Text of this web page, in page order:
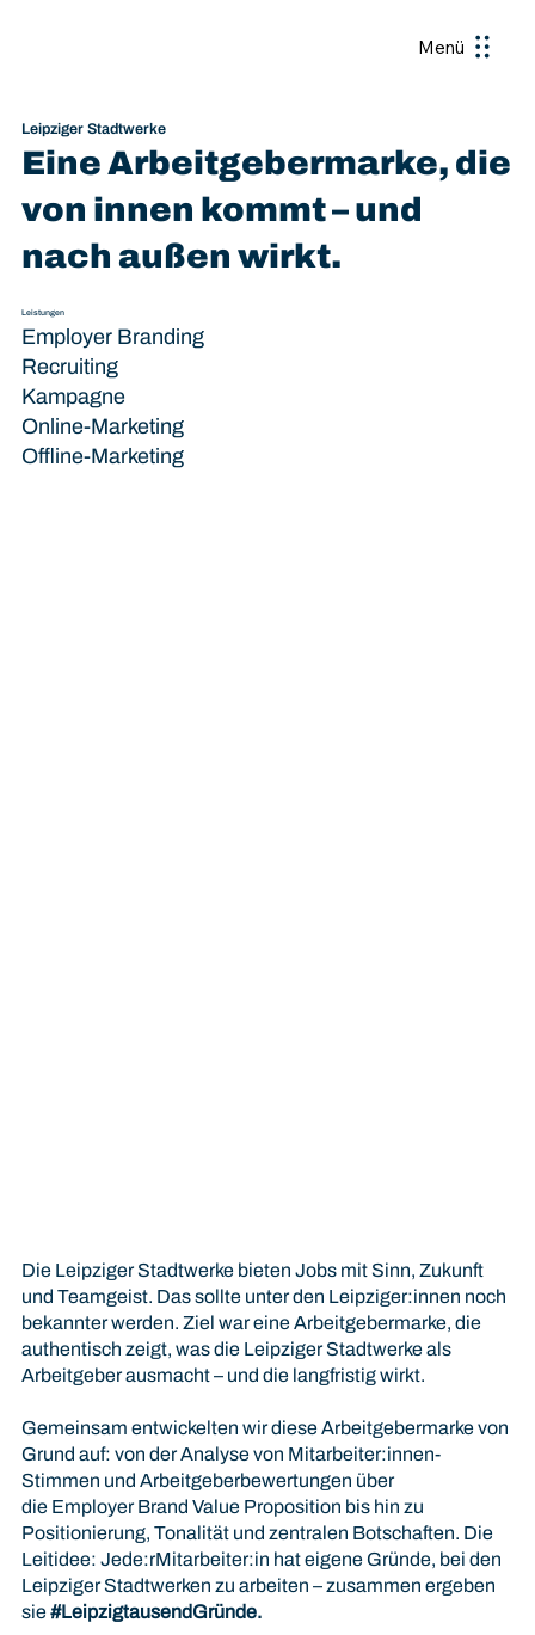
Menü
Leipziger Stadtwerke
Eine Arbeitgebermarke, die
von innen kommt – und
nach außen wirkt.
Leistungen
Employer Branding
Recruiting
Kampagne
Online-Marketing
Offline-Marketing
Die Leipziger Stadtwerke bieten Jobs mit Sinn, Zukunft
und Teamgeist. Das sollte unter den Leipziger:innen noch
bekannter werden. Ziel war eine Arbeitgebermarke, die
authentisch zeigt, was die Leipziger Stadtwerke als
Arbeitgeber ausmacht – und die langfristig wirkt.
Gemeinsam entwickelten wir diese Arbeitgebermarke von
Grund auf: von der Analyse von Mitarbeiter:innen-
Stimmen und Arbeitgeberbewertungen über
die Employer Brand Value Proposition bis hin zu
Positionierung, Tonalität und zentralen Botschaften. Die
Leitidee: Jede:rMitarbeiter:in hat eigene Gründe, bei den
Leipziger Stadtwerken zu arbeiten – zusammen ergeben
sie#LeipzigtausendGründe.